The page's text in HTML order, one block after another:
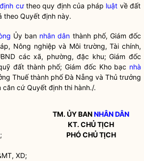
cưtheo quy định của pháp luật về đất
theo Quyết định này.
Ủy ban nhân dân thành phố, Giám đốc
Nông nghiệp và Môi trường, Tài chính,
các xã, phường, đặc khu; Giám đốc
đất thành phố; Giám đốc Kho bạc nhà
Thuế thành phố Đà Nẵng và Thủ trưởng
cứ Quyết định thi hành./.
XD;
TM. ỦY BANNHÂN DÂN
KT. CHỦ TỊCH
PHÓ CHỦ TỊCH